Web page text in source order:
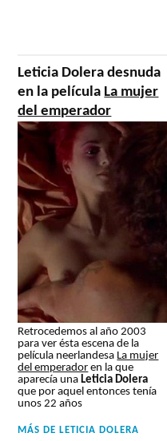
Leticia Dolera desnuda
en la película La mujer
del emperador
Retrocedemos al año 2003
para ver ésta escena de la
película neerlandesa La mujer
del emperador en la que
aparecía unaLeticia Dolera
que por aquel entonces tenía
unos 22 años
MÁS DE LETICIA DOLERA